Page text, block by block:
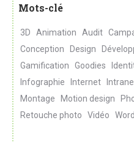
Mots-clé
3D Animation Audit
Conception
Design
Gamification
Goodies
Infographie
Internet
Montage
Motion design
Retouche photo
Vidéo